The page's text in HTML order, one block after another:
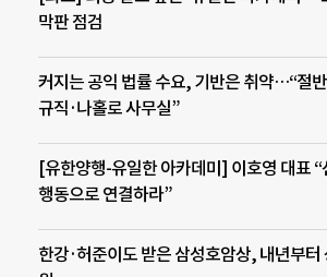
막판 점검
커지는 공익 법률 수요, 기반은 취약…“절
규직·나홀로 사무실”
[유한양행-유일한 아카데미] 이호영 대표 “
행동으로 연결하라”
한강·허준이도 받은 삼성호암상, 내년부터